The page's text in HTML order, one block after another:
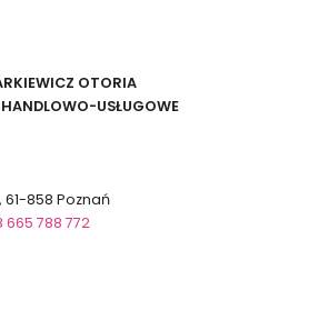
OTORIA
USŁUGOWE
858 Poznań
665 788 772